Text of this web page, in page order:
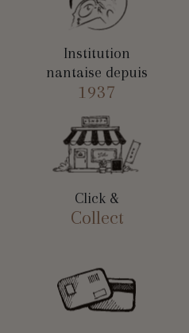
Institution
nantaise depuis
1937
Click &
Collect